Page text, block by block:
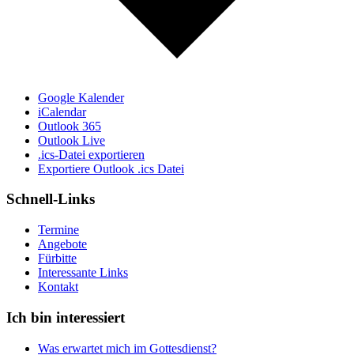
Google Kalender
iCalendar
Outlook 365
Outlook Live
.ics-Datei exportieren
Exportiere Outlook .ics Datei
Schnell-Links
Termine
Angebote
Fürbitte
Interessante Links
Kontakt
Ich bin interessiert
Was erwartet mich im Gottesdienst?